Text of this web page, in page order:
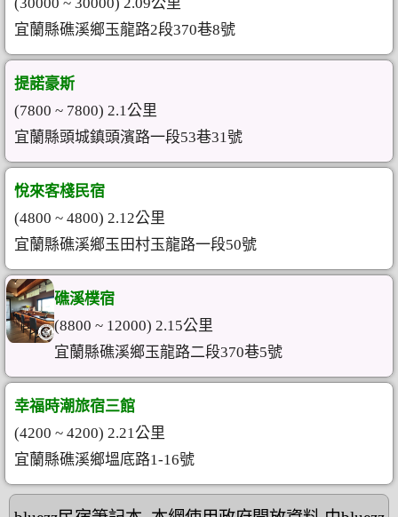
宜蘭縣礁溪鄉玉龍路2段370巷8號
提諾豪斯
(7800 ~ 7800) 2.1公里
宜蘭縣頭城鎮頭濱路一段53巷31號
悅來客棧民宿
(4800 ~ 4800) 2.12公里
宜蘭縣礁溪鄉玉田村玉龍路一段50號
礁溪樸宿
(8800 ~ 12000) 2.15公里
宜蘭縣礁溪鄉玉龍路二段370巷5號
幸福時潮旅宿三館
(4200 ~ 4200) 2.21公里
宜蘭縣礁溪鄉塭底路1-16號